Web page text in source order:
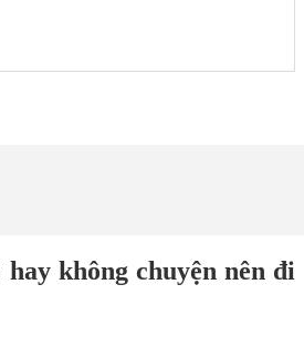
hay không chuyện nên đi